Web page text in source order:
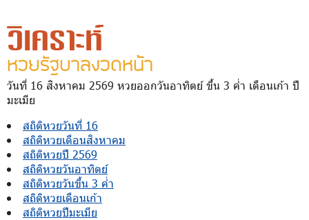
วิเคราะห์
หวยรัฐบาลงวดหน้า
วันที่ 16 สิงหาคม 2569 หวยออกวันอาทิตย์ ขึ้น 3 ค่ำ เดือนเก้า ปี
มะเมีย
สถิติหวยวันที่ 16
สถิติหวยเดือนสิงหาคม
สถิติหวยปี 2569
สถิติหวยวันอาทิตย์
สถิติหวยวันขึ้น 3 ค่ำ
สถิติหวยเดือนเก้า
สถิติหวยปีมะเมีย